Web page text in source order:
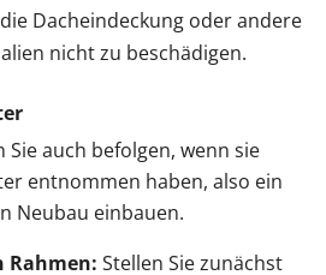
Dacheindeckung oder andere
nicht zu beschädigen.
Sie auch befolgen, wenn sie
entnommen haben, also ein
Neubau einbauen.
Rahmen: Stellen Sie zunächst